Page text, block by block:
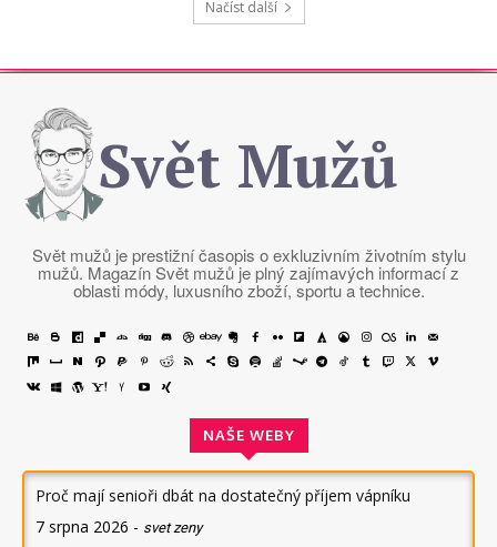
Načíst další
Svět Mužů
Svět mužů je prestižní časopis o exkluzivním životním stylu
mužů. Magazín Svět mužů je plný zajímavých informací z
oblasti módy, luxusního zboží, sportu a technice.
NAŠE WEBY
Proč mají senioři dbát na dostatečný příjem vápníku
7 srpna 2026 - svet zeny